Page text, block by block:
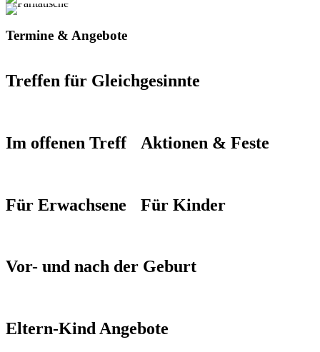
Termine & Angebote
Treffen für Gleichgesinnte
Im offenen Treff Aktionen & Feste
Für Erwachsene Für Kinder
Vor- und nach der Geburt
Eltern-Kind Angebote